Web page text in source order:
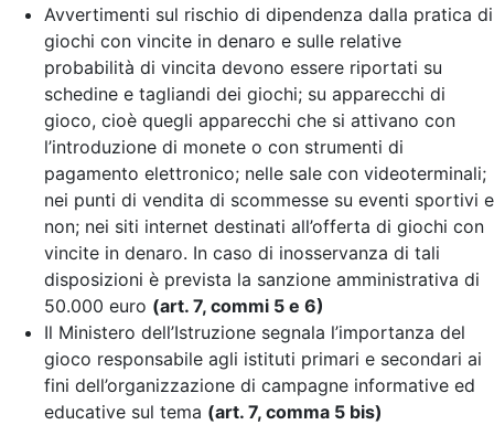
Avvertimenti sul rischio di dipendenza dalla pratica di
giochi con vincite in denaro e sulle relative
probabilità di vincita devono essere riportati su
schedine e tagliandi dei giochi; su apparecchi di
gioco, cioè quegli apparecchi che si attivano con
l’introduzione di monete o con strumenti di
pagamento elettronico; nelle sale con videoterminali;
nei punti di vendita di scommesse su eventi sportivi e
non; nei siti internet destinati all’offerta di giochi con
vincite in denaro. In caso di inosservanza di tali
disposizioni è prevista la sanzione amministrativa di
50.000 euro (art. 7, commi 5 e 6)
Il Ministero dell’Istruzione segnala l’importanza del
gioco responsabile agli istituti primari e secondari ai
fini dell’organizzazione di campagne informative ed
educative sul tema (art. 7, comma 5 bis)